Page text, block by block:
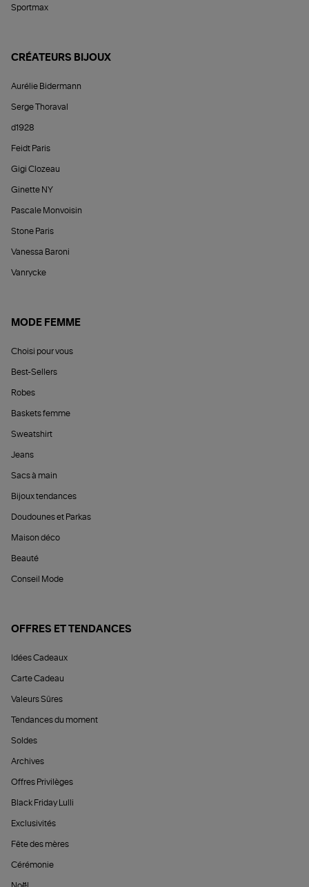
Sportmax
CRÉATEURS BIJOUX
Aurélie Bidermann
Serge Thoraval
d1928
Feidt Paris
Gigi Clozeau
Ginette NY
Pascale Monvoisin
Stone Paris
Vanessa Baroni
Vanrycke
MODE FEMME
Choisi pour vous
Best-Sellers
Robes
Baskets femme
Sweatshirt
Jeans
Sacs à main
Bijoux tendances
Doudounes et Parkas
Maison déco
Beauté
Conseil Mode
OFFRES ET TENDANCES
Idées Cadeaux
Carte Cadeau
Valeurs Sûres
Tendances du moment
Soldes
Archives
Offres Privilèges
Black Friday Lulli
Exclusivités
Fête des mères
Cérémonie